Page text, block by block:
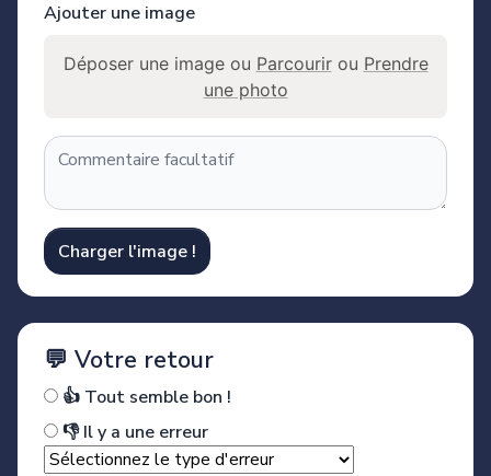
Ajouter une image
Déposer une image ou Parcourirou Prendre
une photo
Charger l'image !
💬 Votre retour
👍 Tout semble bon !
👎 Il y a une erreur